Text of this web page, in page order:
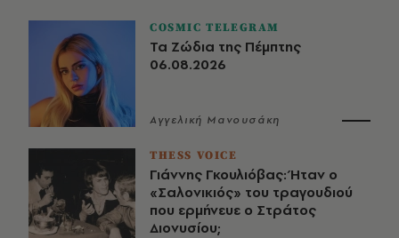
COSMIC TELEGRAM
Τα Ζώδια της Πέμπτης
06.08.2026
Αγγελική Μανουσάκη
THESS VOICE
Γιάννης Γκουλιόβας: Ήταν ο
«Σαλονικιός» του τραγουδιού
που ερμήνευε ο Στράτος
Διονυσίου;